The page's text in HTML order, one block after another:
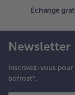
Échange
Newsletter
Inscrivez-vous
bofrost*.